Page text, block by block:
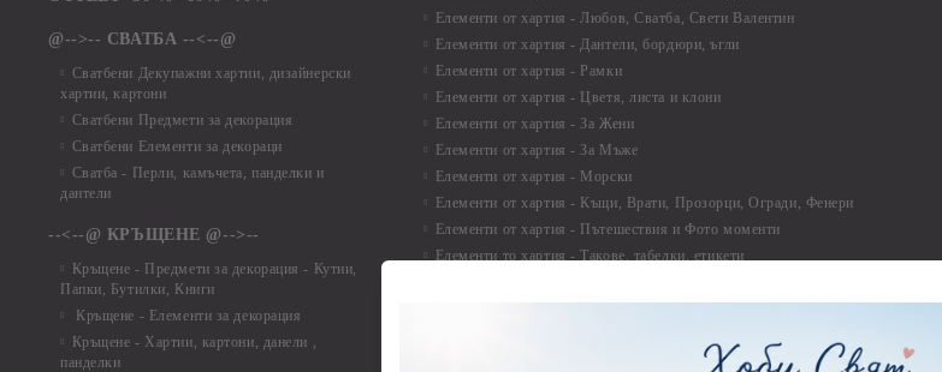
@-->-- СВАТБА --<--@
Сватбени Декупажни хартии, дизайнерски
хартии, картони
Сватбени Предмети за декорация
Сватбени Елементи за декораци
Сватба - Перли, камъчета, панделки и
дантели
--<--@ КРЪЩЕНЕ @-->--
Кръщене - Предмети за декорация - Кутии,
Папки, Бутилки, Книги
Кръщене - Елементи за декорация
Кръщене - Хартии, картони, данели ,
панделки
Елементи от хартия - Любов, Сватба, Свети Валентин
Елементи от хартия - Дантели, бордюри, ъгли
Елементи от хартия - Рамки
Елементи от хартия - Цветя, листа и клони
Елементи от хартия - За Жени
Елементи от хартия - За Мъже
Елементи от хартия - Морски
Елементи от хартия - Къщи, Врати, Прозорци, Огради, Фенери
Елементи от хартия - Пътешествия и Фото моменти
Елементи то хартия - Такове, табелки, етикети